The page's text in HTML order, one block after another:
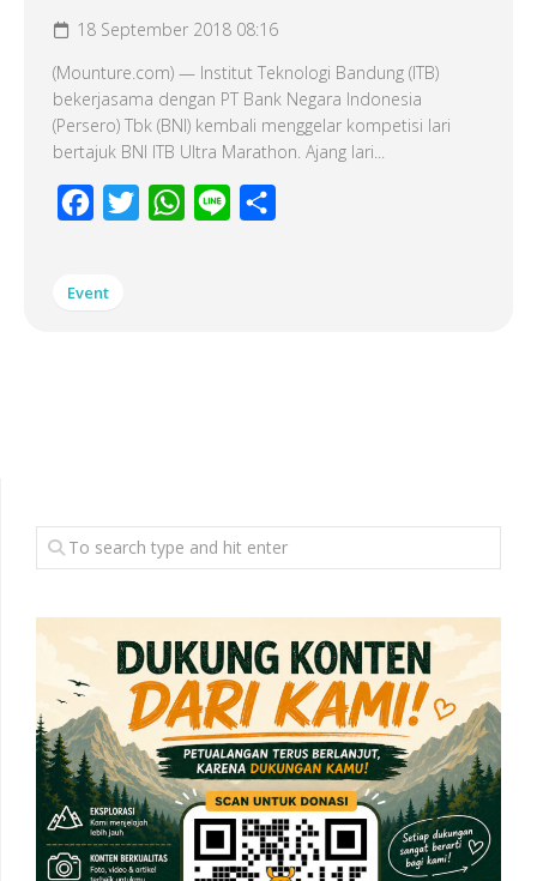
18 September 2018 08:16
(Mounture.com) — Institut Teknologi Bandung (ITB)
bekerjasama dengan PT Bank Negara Indonesia
(Persero) Tbk (BNI) kembali menggelar kompetisi lari
bertajuk BNI ITB Ultra Marathon. Ajang lari...
Facebook
Twitter WhatsApp
Line
Event